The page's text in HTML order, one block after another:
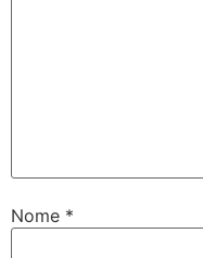
Nome *